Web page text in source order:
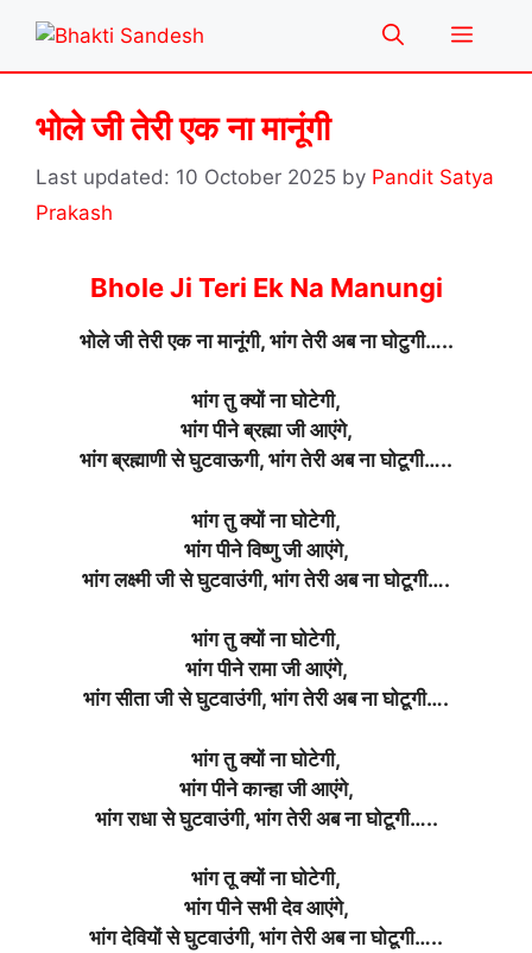
content
Menu
भोले जी तेरी एक ना मानूंगी
10 October 2025 by Pandit Satya
Prakash
Bhole Ji Teri Ek Na Manungi
भोले जी तेरी एक ना मानूंगी, भांग तेरी अब ना घोटुगी…..
भांग तु क्यों ना घोटेगी,
भांग पीने ब्रह्मा जी आएंगे,
भांग ब्रह्माणी से घुटवाऊगी, भांग तेरी अब ना घोटूगी…..
भांग तु क्यों ना घोटेगी,
भांग पीने विष्णु जी आएंगे,
भांग लक्ष्मी जी से घुटवाउंगी, भांग तेरी अब ना घोटूगी….
भांग तु क्यों ना घोटेगी,
भांग पीने रामा जी आएंगे,
भांग सीता जी से घुटवाउंगी, भांग तेरी अब ना घोटूगी….
भांग तु क्यों ना घोटेगी,
भांग पीने कान्हा जी आएंगे,
भांग राधा से घुटवाउंगी, भांग तेरी अब ना घोटूगी…..
भांग तू क्यों ना घोटेगी,
भांग पीने सभी देव आएंगे,
भांग देवियों से घुटवाउंगी, भांग तेरी अब ना घोटूगी…..